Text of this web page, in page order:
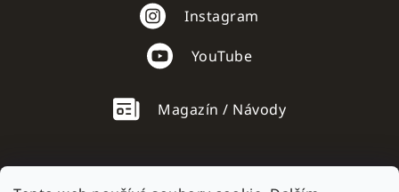
Instagram
YouTube
Magazín / Návody